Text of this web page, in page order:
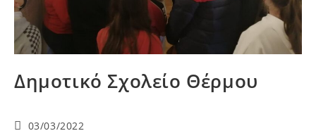
Δημοτικό Σχολείο Θέρμου
03/03/2022